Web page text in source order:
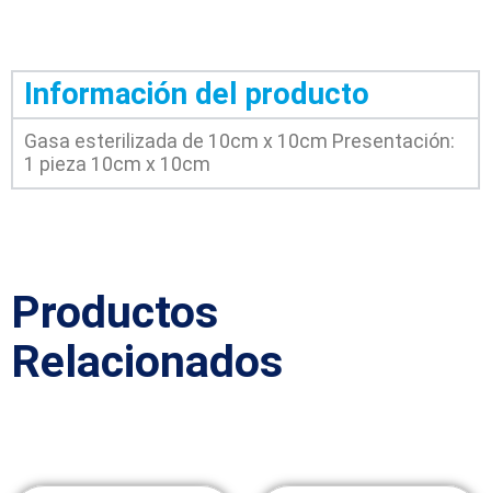
Información del producto
Gasa esterilizada de 10cm x 10cm Presentación:
1 pieza 10cm x 10cm
Productos
Relacionados